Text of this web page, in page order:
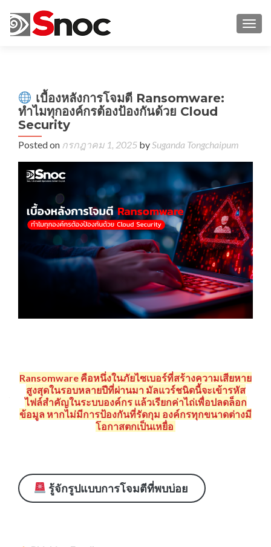
เบื้องหลังการโจมตี Ransomware:
ทำไมทุกองค์กรต้องป้องกันด้วย Cloud
Security
Posted on กรกฎาคม 1, 2025 bySuganda Tongchaipum
Ransomware คือหนึ่งในภัยไซเบอร์ที่สร้างความเสียหาย
สูงสุดในรอบหลายปีที่ผ่านมา มัลแวร์ชนิดนี้จะเข้ารหัส
ไฟล์สำคัญในระบบองค์กร แล้วเรียกค่าไถ่เพื่อปลดล็อก
ข้อมูล หากไม่มีการป้องกันที่รัดกุม องค์กรทุกขนาดต่างมี
โอกาสตกเป็นเหยื่อ
รู้จักรูปแบบการโจมตีที่พบบ่อย